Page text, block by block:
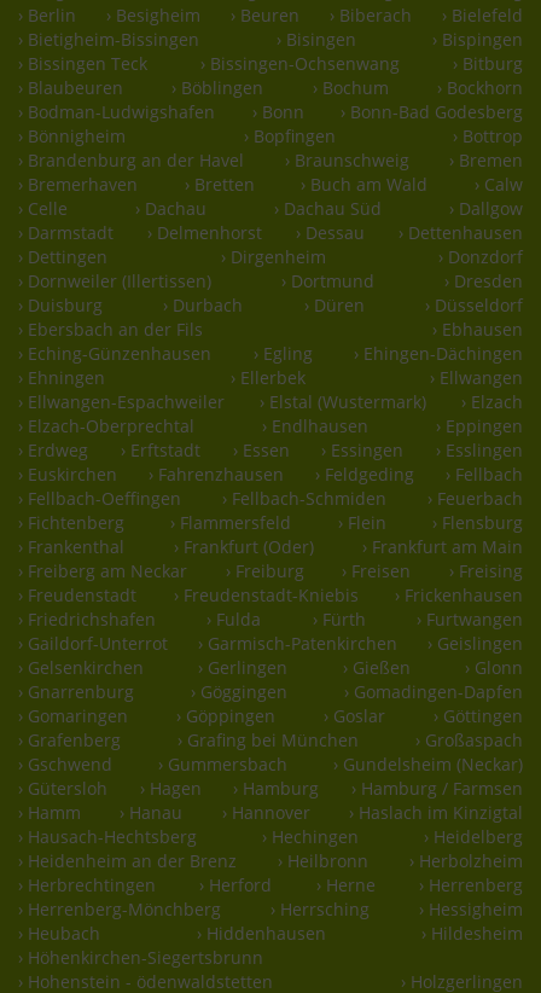
› Berlin
› Besigheim › Beuren › Biberach
› Bielefeld
› Bietigheim-Bissingen
› Bisingen
› Bispingen
› Bissingen Teck
› Bissingen-Ochsenwang
› Bitburg
› Blaubeuren
› Böblingen › Bochum
› Bockhorn
› Bodman-Ludwigshafen
› Bonn
› Bonn-Bad Godesberg
› Bönnigheim
› Bopfingen
› Bottrop
› Brandenburg an der Havel
› Braunschweig
› Bremen
› Bremerhaven
› Bretten › Buch am Wald
› Calw
› Celle
› Dachau › Dachau Süd
› Dallgow
› Darmstadt
› Delmenhorst › Dessau
› Dettenhausen
› Dettingen
› Dirgenheim
› Donzdorf
› Dornweiler (Illertissen)
› Dortmund
› Dresden
› Duisburg
› Durbach › Düren
› Düsseldorf
› Ebersbach an der Fils
› Ebhausen
› Eching-Günzenhausen
› Egling
› Ehingen-Dächingen
› Ehningen
› Ellerbek
› Ellwangen
› Ellwangen-Espachweiler
› Elstal (Wustermark)
› Elzach
› Elzach-Oberprechtal
› Endlhausen
› Eppingen
› Erdweg
› Erftstadt › Essen › Essingen
› Esslingen
› Euskirchen
› Fahrenzhausen › Feldgeding
› Fellbach
› Fellbach-Oeffingen
› Fellbach-Schmiden
› Feuerbach
› Fichtenberg
› Flammersfeld › Flein
› Flensburg
› Frankenthal
› Frankfurt (Oder)
› Frankfurt am Main
› Freiberg am Neckar
› Freiburg › Freisen
› Freising
› Freudenstadt
› Freudenstadt-Kniebis
› Frickenhausen
› Friedrichshafen
› Fulda › Fürth
› Furtwangen
› Gaildorf-Unterrot
› Garmisch-Patenkirchen
› Geislingen
› Gelsenkirchen
› Gerlingen › Gießen
› Glonn
› Gnarrenburg
› Göggingen
› Gomadingen-Dapfen
› Gomaringen
› Göppingen › Goslar
› Göttingen
› Grafenberg
› Grafing bei München
› Großaspach
› Gschwend
› Gummersbach
› Gundelsheim (Neckar)
› Gütersloh
› Hagen › Hamburg
› Hamburg / Farmsen
› Hamm
› Hanau › Hannover
› Haslach im Kinzigtal
› Hausach-Hechtsberg
› Hechingen
› Heidelberg
› Heidenheim an der Brenz
› Heilbronn
› Herbolzheim
› Herbrechtingen
› Herford › Herne
› Herrenberg
› Herrenberg-Mönchberg
› Herrsching
› Hessigheim
› Heubach
› Hiddenhausen
› Hildesheim
› Höhenkirchen-Siegertsbrunn
› Hohenstein - ödenwaldstetten
› Holzgerlingen